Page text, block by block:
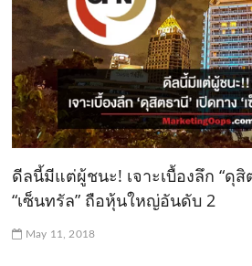
ดีลนี้มีแต่ผู้ชนะ! เจาะเบื้องลึก “ดุสิ
“เซ็นทรัล” ถือหุ้นใหญ่อันดับ 2
May 11, 2018